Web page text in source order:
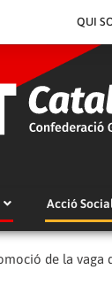
QUI
Acció
de la vaga